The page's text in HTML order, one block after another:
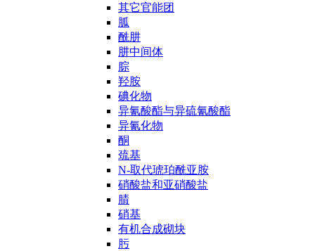
其它官能团
胍
酰肼
肼中间体
腙
羟胺
碘化物
异氰酸酯与异硫氰酸酯
异氰化物
酮
巯基
N-取代琥珀酰亚胺
硝酸盐和亚硝酸盐
腈
硝基
有机合成砌块
肟